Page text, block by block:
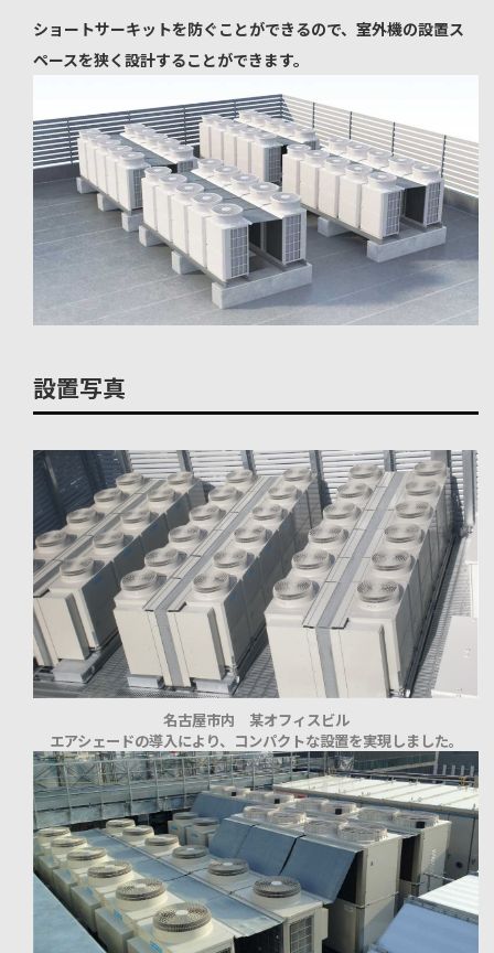
ショートサーキットを防ぐことができるので、室外機の設置ス
ペースを狭く設計することができます。
設置写真
名古屋市内 某オフィスビル
エアシェードの導入により、コンパクトな設置を実現しました。